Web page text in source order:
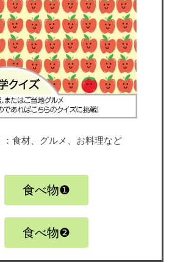
：食材、グルメ、お料理など
食べ物❶
食べ物❷